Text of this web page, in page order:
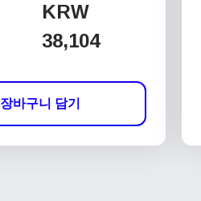
KRW
38,104
장바구니 담기